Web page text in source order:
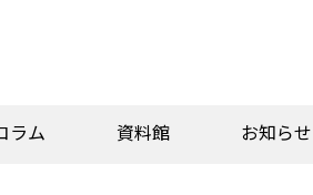
ラム 資料館 お知らせ